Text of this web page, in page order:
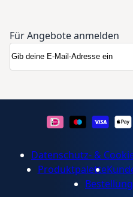
Für Angebote anmelden
Newsletter
Datenschutz- &
Produktpalette